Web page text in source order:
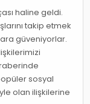
haline geldi.
takip etmek
güveniyorlar.
sosyal
olan ilişkilerine